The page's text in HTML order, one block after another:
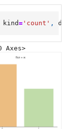
kind= 'count' ,
Axes>